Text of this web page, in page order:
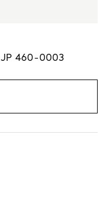
JP 460-0003